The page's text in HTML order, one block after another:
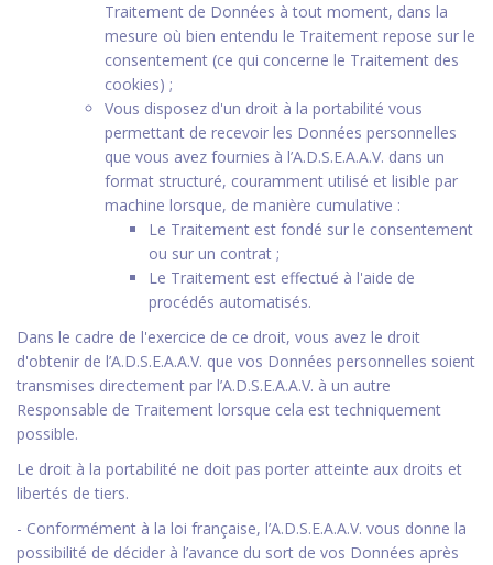
Traitement de Données à tout moment, dans la
mesure où bien entendu le Traitement repose sur le
consentement (ce qui concerne le Traitement des
cookies) ;
Vous disposez d'un droit à la portabilité vous
permettant de recevoir les Données personnelles
que vous avez fournies à l’A.D.S.E.A.A.V. dans un
format structuré, couramment utilisé et lisible par
machine lorsque, de manière cumulative :
Le Traitement est fondé sur le consentement
ou sur un contrat ;
Le Traitement est effectué à l'aide de
procédés automatisés.
Dans le cadre de l'exercice de ce droit, vous avez le droit
d'obtenir de l’A.D.S.E.A.A.V. que vos Données personnelles soient
transmises directement par l’A.D.S.E.A.A.V. à un autre
Responsable de Traitement lorsque cela est techniquement
possible.
Le droit à la portabilité ne doit pas porter atteinte aux droits et
libertés de tiers.
- Conformément à la loi française, l’A.D.S.E.A.A.V. vous donne la
possibilité de décider à l’avance du sort de vos Données après